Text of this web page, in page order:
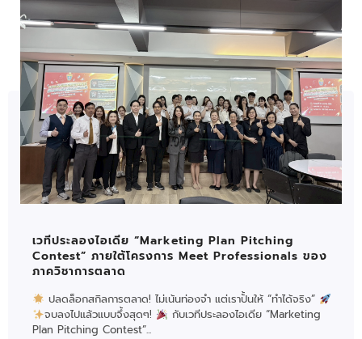
เวทีประลองไอเดีย “Marketing Plan Pitching
Contest” ภายใต้โครงการ Meet Professionals ของ
ภาควิชาการตลาด
ปลดล็อกสกิลการตลาด! ไม่เน้นท่องจำ แต่เราปั้นให้ “ทำได้จริง”
จบลงไปแล้วแบบจึ้งสุดๆ!
กับเวทีประลองไอเดีย “Marketing
Plan Pitching Contest”...